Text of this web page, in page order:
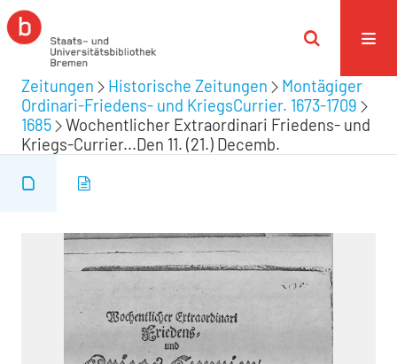
Zeitungen Historische Zeitungen
Montägiger
Ordinari-Friedens- und KriegsCurrier. 1673-1709
1685
Wochentlicher Extraordinari Friedens- und
Kriegs-Currier...Den 11. (21.) Decemb.